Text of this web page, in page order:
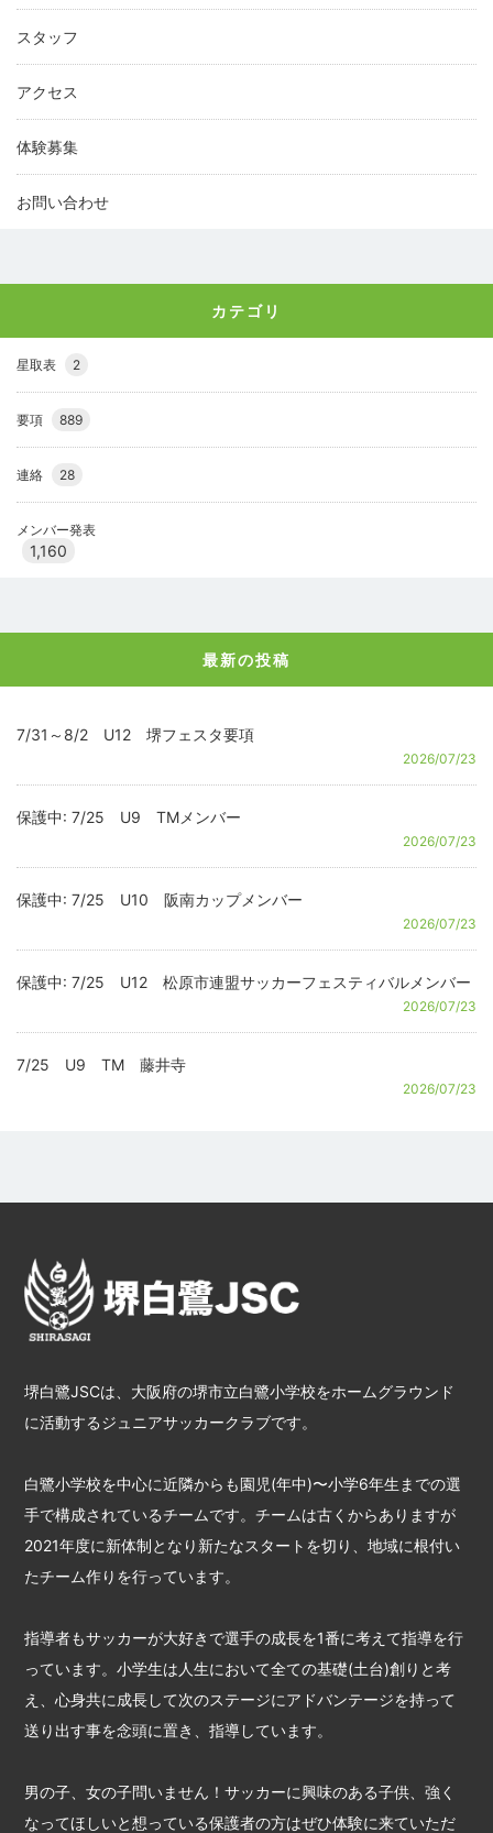
スタッフ
アクセス
体験募集
お問い合わせ
カテゴリ
星取表 2
要項 889
連絡 28
メンバー発表
1,160
最新の投稿
7/31～8/2 U12 堺フェスタ要項
2026/07/23
保護中: 7/25 U9 TMメンバー
2026/07/23
保護中: 7/25 U10 阪南カップメンバー
2026/07/23
保護中: 7/25 U12 松原市連盟サッカーフェスティバルメンバー
2026/07/23
7/25 U9 TM 藤井寺
2026/07/23
堺白鷺JSCは、大阪府の堺市立白鷺小学校をホームグラウンド
に活動するジュニアサッカークラブです。
白鷺小学校を中心に近隣からも園児(年中)〜小学6年生までの選
手で構成されているチームです。チームは古くからありますが
2021年度に新体制となり新たなスタートを切り、地域に根付い
たチーム作りを行っています。
指導者もサッカーが大好きで選手の成長を1番に考えて指導を行
っています。小学生は人生において全ての基礎(土台)創りと考
え、心身共に成長して次のステージにアドバンテージを持って
送り出す事を念頭に置き、指導しています。
男の子、女の子問いません！サッカーに興味のある子供、強く
なってほしいと想っている保護者の方はぜひ体験に来ていただ